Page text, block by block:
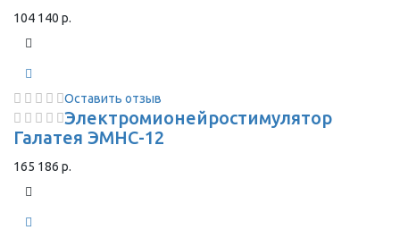
104 140 р.
Оставить отзыв
Электромионейростимулятор
Галатея ЭМНС-12
165 186 р.